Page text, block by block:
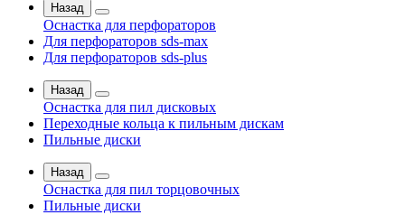
Назад
Оснастка для перфораторов
Для перфораторов sds-max
Для перфораторов sds-plus
Назад
Оснастка для пил дисковых
Переходные кольца к пильным дискам
Пильные диски
Назад
Оснастка для пил торцовочных
Пильные диски